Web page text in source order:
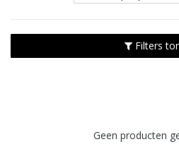
Filters
Geen producten